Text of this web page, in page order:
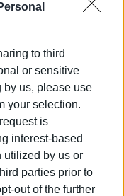
to third
or sensitive
by us, please use
your selection.
is
interest-based
utilized by us or
parties prior to
out of the further
paper